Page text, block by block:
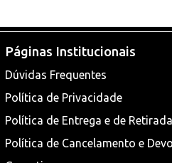
Páginas Institucionais
Dúvidas Frequentes
Política de Privacidade
Política de Entrega e de Retirada
Política de Cancelamento e